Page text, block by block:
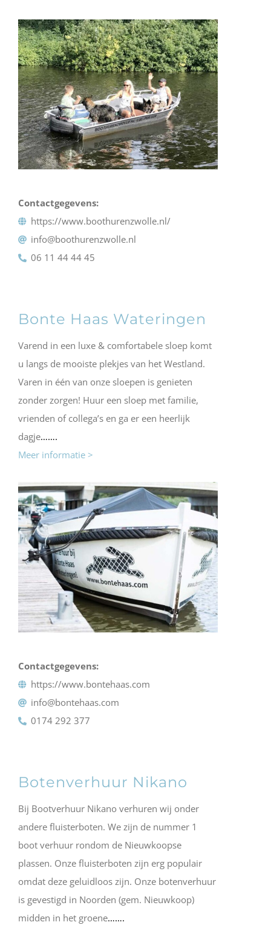
Contactgegevens:
https://www.boothurenzwolle.nl/
info@boothurenzwolle.nl
06 11 44 44 45
Bonte Haas Wateringen
Varend in een luxe & comfortabele sloep komt
u langs de mooiste plekjes van het Westland.
Varen in één van onze sloepen is genieten
zonder zorgen! Huur een sloep met familie,
vrienden of collega’s en ga er een heerlijk
dagje…….
Meer informatie >
Contactgegevens:
https://www.bontehaas.com
info@bontehaas.com
0174 292 377
Botenverhuur Nikano
Bij Bootverhuur Nikano verhuren wij onder
andere fluisterboten. We zijn de nummer 1
boot verhuur rondom de Nieuwkoopse
plassen. Onze fluisterboten zijn erg populair
omdat deze geluidloos zijn. Onze botenverhuur
is gevestigd in Noorden (gem. Nieuwkoop)
midden in het groene…….